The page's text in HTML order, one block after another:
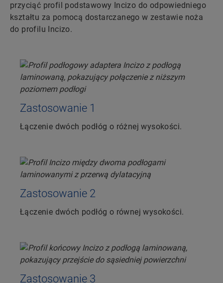
przyciąć profil podstawowy Incizo do odpowiedniego
kształtu za pomocą dostarczanego w zestawie noża
do profilu Incizo.
Zastosowanie 1
Łączenie dwóch podłóg o różnej wysokości.
Zastosowanie 2
Łączenie dwóch podłóg o równej wysokości.
Zastosowanie 3